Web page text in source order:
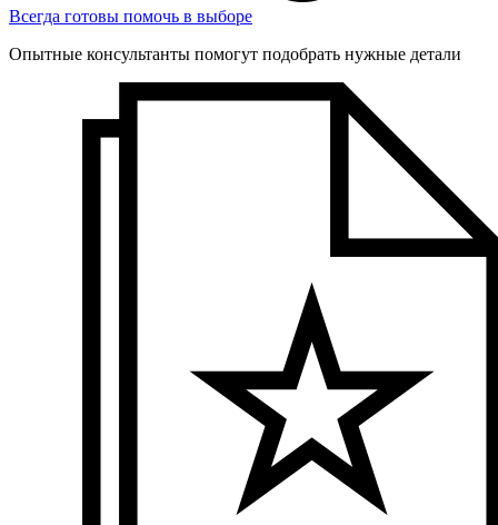
Всегда готовы помочь в выборе
Опытные консультанты помогут подобрать нужные детали